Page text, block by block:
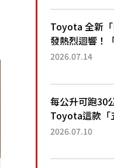
公里，兼具優
舒適「三...
Toyota 全新
發熱烈迴響！
下訂了！」「
後竟然還要等
才能交車？...
2026.07.14
每公升可跑30
Toyota這款「
車」真的很厲
尺寸」，配備
2026.07.10